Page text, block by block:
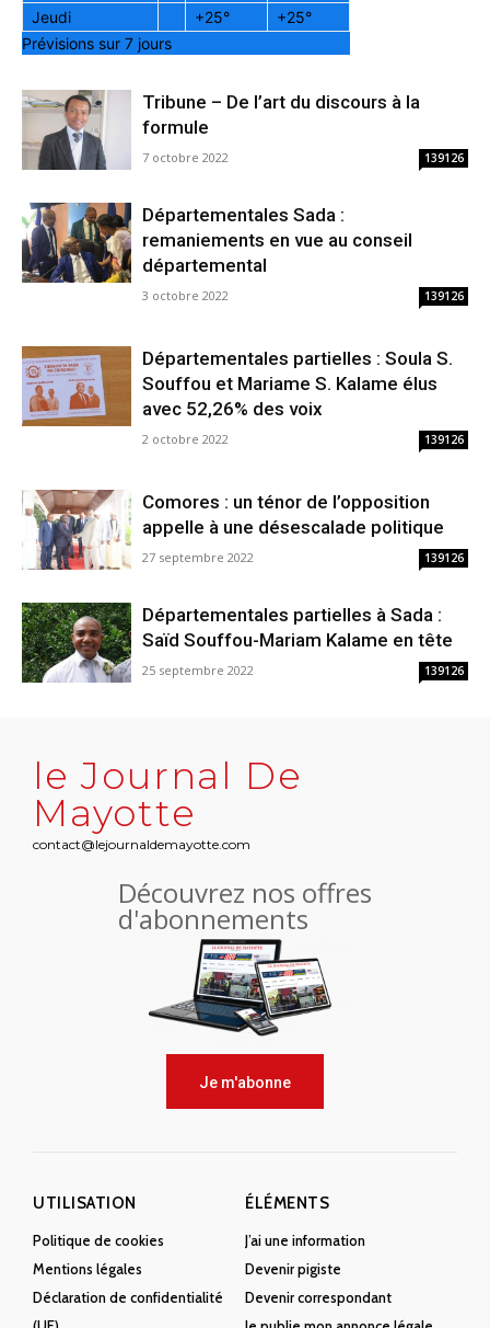
Jeudi
+25° +25°
Prévisions sur 7 jours
Tribune – De l’art du discours à la
formule
7 octobre 2022 139126
Départementales Sada :
remaniements en vue au conseil
départemental
3 octobre 2022 139126
Départementales partielles : Soula S.
Souffou et Mariame S. Kalame élus
avec 52,26% des voix
2 octobre 2022 139126
Comores : un ténor de l’opposition
appelle à une désescalade politique
27 septembre 2022 139126
Départementales partielles à Sada :
Saïd Souffou-Mariam Kalame en tête
25 septembre 2022 139126
le Journal De
Mayotte
contact@lejournaldemayotte.com
Découvrez nos offres
d'abonnements
Je m'abonne
UTILISATION
Politique de cookies
Mentions légales
Déclaration de confidentialité
ÉLÉMENTS
J’ai une information
Devenir pigiste
Devenir correspondant